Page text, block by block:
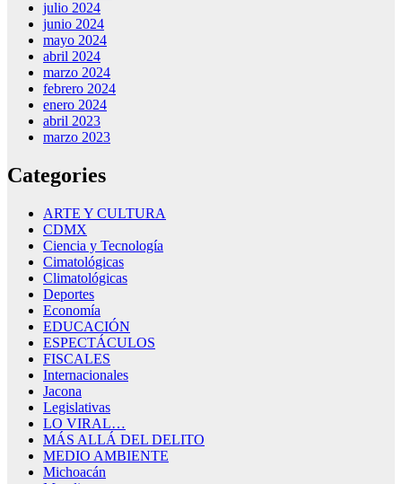
julio 2024
junio 2024
mayo 2024
abril 2024
marzo 2024
febrero 2024
enero 2024
abril 2023
marzo 2023
Categories
ARTE Y CULTURA
CDMX
Ciencia y Tecnología
Cimatológicas
Climatológicas
Deportes
Economía
EDUCACIÓN
ESPECTÁCULOS
FISCALES
Internacionales
Jacona
Legislativas
LO VIRAL…
MÁS ALLÁ DEL DELITO
MEDIO AMBIENTE
Michoacán